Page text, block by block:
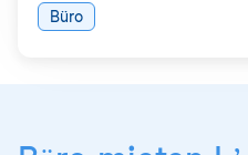
Büro